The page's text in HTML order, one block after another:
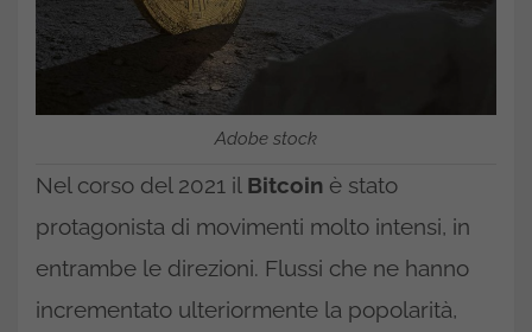
Adobe stock
Nel corso del 2021 il Bitcoin è stato
protagonista di movimenti molto intensi, in
entrambe le direzioni. Flussi che ne hanno
incrementato ulteriormente la popolarità,